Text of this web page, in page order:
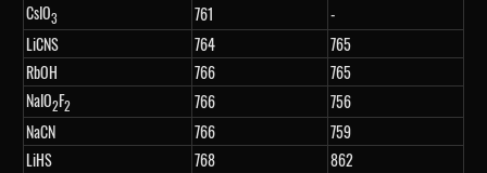
CsIO3 761
-
LiCNS
764
765
RbOH
766
765
NaIO2F2 766
756
NaCN
766
759
LiHS
768
862